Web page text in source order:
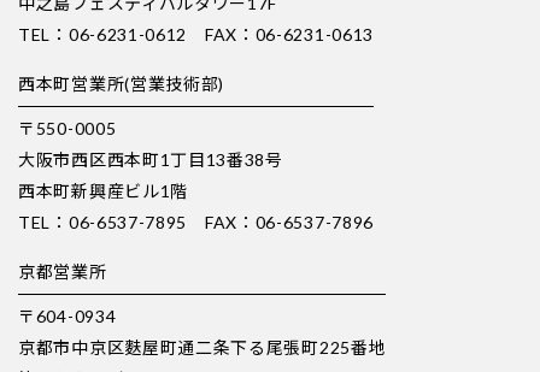
TEL：06-6231-0612 FAX：06-6231-0613
西本町営業所(営業技術部)
〒550-0005
大阪市西区西本町1丁目13番38号
西本町新興産ビル1階
TEL：06-6537-7895 FAX：06-6537-7896
京都営業所
〒604-0934
京都市中京区麩屋町通二条下る尾張町225番地